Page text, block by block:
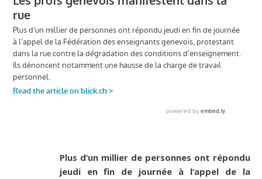
Plus d’un millier de personnes ont répondu
jeudi en fin de journée à l’appel de la